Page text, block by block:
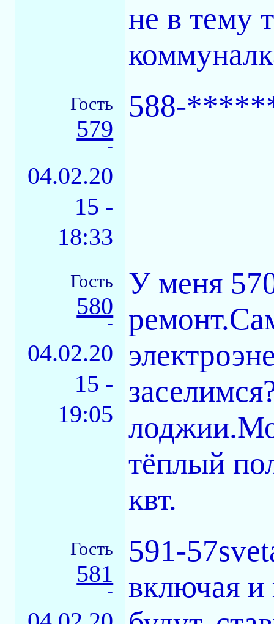
не в тему
Гость
579
-
04.02.20
15 -
18:33
588-
Гость
580
-
04.02.20
15 -
19:05
У меня
тёплый
квт.
Гость
581
-
591-
включая и